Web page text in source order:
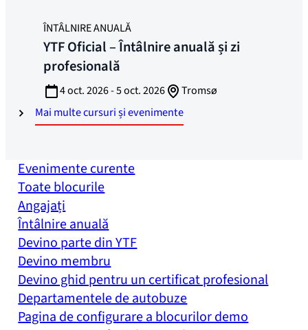
Mai multe cursuri și evenimente
ÎNTÂLNIRE ANUALĂ
YTF Oficial – Întâlnire anuală și zi
profesională
4 oct. 2026 - 5 oct. 2026 Tromsø
Evenimente curente
Toate blocurile
Angajați
Întâlnire anuală
Devino parte din YTF
Devino membru
Devino ghid pentru un certificat profesional
Departamentele de autobuze
Pagina de configurare a blocurilor demo